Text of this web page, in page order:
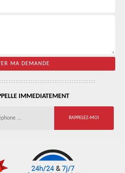
IMMEDIATEMENT